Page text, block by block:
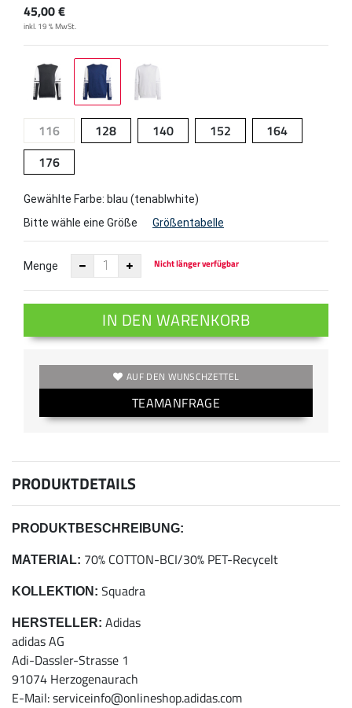
45,00€
inkl. 19 % MwSt.
116 128 140 152
164
176
Gewählte Farbe: blau (tenablwhite)
Bitte wähle eine Größe
Größentabelle
Menge Nicht länger verfügbar
IN DEN WARENKORB
AUF DEN WUNSCHZETTEL
TEAMANFRAGE
PRODUKTDETAILS
PRODUKTBESCHREIBUNG:
MATERIAL: 70% COTTON-BCI/30% PET-Recycelt
KOLLEKTION: Squadra
HERSTELLER: Adidas
adidas AG
Adi-Dassler-Strasse 1
91074 Herzogenaurach
E-Mail: serviceinfo@onlineshop.adidas.com